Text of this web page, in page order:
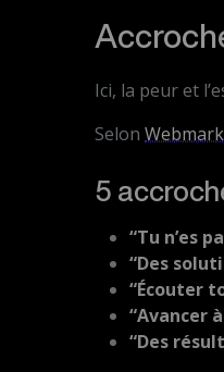
Ici, la peur et
Selon
5
“Tu n’es
“Des
“Écouter
“Avancer
“Des